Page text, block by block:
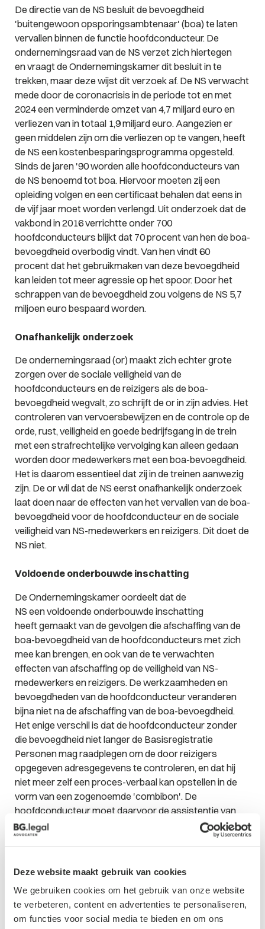
Deze website maakt gebruik van cookies
We gebruiken cookies om het gebruik van onze website
te verbeteren, content en advertenties te personaliseren,
om functies voor social media te bieden en om ons
De directie van de NS besluit de bevoegdheid
'buitengewoon opsporingsambtenaar' (boa) te laten
vervallen binnen de functie hoofdconducteur. De
ondernemingsraad van de NS verzet zich hiertegen
en vraagt de Ondernemingskamer dit besluit in te
trekken, maar deze wijst dit verzoek af. De NS verwacht
mede door de coronacrisis in de periode tot en met
2024 een verminderde omzet van 4,7 miljard euro en
verliezen van in totaal 1,9 miljard euro. Aangezien er
geen middelen zijn om die verliezen op te vangen, heeft
de NS een kostenbesparingsprogramma opgesteld.
Sinds de jaren '90 worden alle hoofdconducteurs van
de NS benoemd tot boa. Hiervoor moeten zij een
opleiding volgen en een certificaat behalen dat eens in
de vijf jaar moet worden verlengd. Uit onderzoek dat de
vakbond in 2016 verrichtte onder 700
hoofdconducteurs blijkt dat 70 procent van hen de boa-
bevoegdheid overbodig vindt. Van hen vindt 60
procent dat het gebruikmaken van deze bevoegdheid
kan leiden tot meer agressie op het spoor. Door het
schrappen van de bevoegdheid zou volgens de NS 5,7
miljoen euro bespaard worden.
Onafhankelijk onderzoek
De ondernemingsraad (or) maakt zich echter grote
zorgen over de sociale veiligheid van de
hoofdconducteurs en de reizigers als de boa-
bevoegdheid wegvalt, zo schrijft de or in zijn advies. Het
controleren van vervoersbewijzen en de controle op de
orde, rust, veiligheid en goede bedrijfsgang in de trein
met een strafrechtelijke vervolging kan alleen gedaan
worden door medewerkers met een boa-bevoegdheid.
Het is daarom essentieel dat zij in de treinen aanwezig
zijn. De or wil dat de NS eerst onafhankelijk onderzoek
laat doen naar de effecten van het vervallen van de boa-
bevoegdheid voor de hoofdconducteur en de sociale
veiligheid van NS-medewerkers en reizigers. Dit doet de
NS niet.
Voldoende onderbouwde inschatting
De Ondernemingskamer oordeelt dat de
NS een voldoende onderbouwde inschatting
heeft gemaakt van de gevolgen die afschaffing van de
boa-bevoegdheid van de hoofdconducteurs met zich
mee kan brengen, en ook van de te verwachten
effecten van afschaffing op de veiligheid van NS-
medewerkers en reizigers. De werkzaamheden en
bevoegdheden van de hoofdconducteur veranderen
bijna niet na de afschaffing van de boa-bevoegdheid.
Het enige verschil is dat de hoofdconducteur zonder
die bevoegdheid niet langer de Basisregistratie
Personen mag raadplegen om de door reizigers
opgegeven adresgegevens te controleren, en dat hij
niet meer zelf een proces-verbaal kan opstellen in de
vorm van een zogenoemde 'combibon'. De
hoofdconducteur moet daarvoor de assistentie van
medewerkers van Veiligheid & Service (v&s) inroepen,
zoals dat ook nu al gebeurt bij dreigende escalatie en
procent van de meldingen betreft, zo'n 150 tot 300
totale aantal assistentieverzoeken per jaar (in 2021
waren dat er 37.410) kan die toename zonder meer
worden opgevangen door v&s, aldus de